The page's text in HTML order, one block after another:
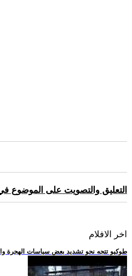
التعليق والتصويت على الموضوع
اخر الافلام
.. طوكيو تتجه نحو تشديد بعض سياسات الهجرة